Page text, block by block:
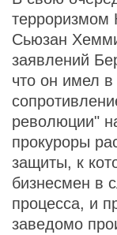
терроризмом
Сьюзан
заявлений
что он имел в
революции"
прокуроры
защиты, к
бизнесмен в
процесса, и
заведомо